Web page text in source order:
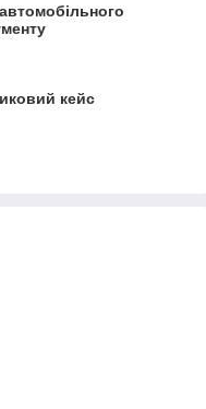
кейс